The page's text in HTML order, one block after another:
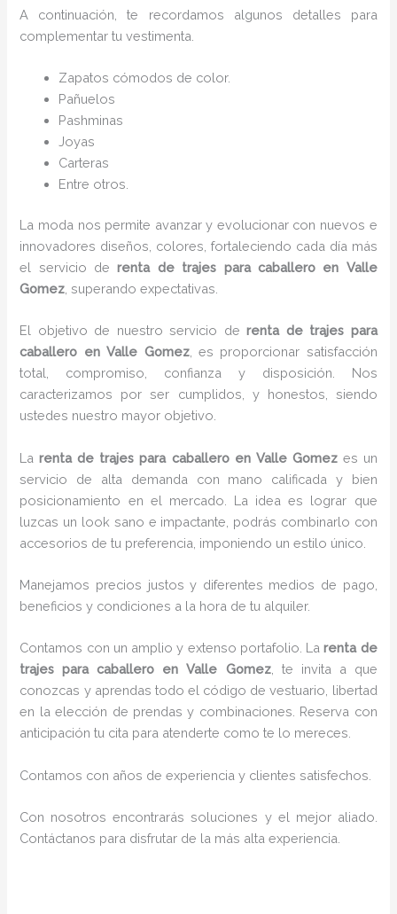
A continuación, te recordamos algunos detalles para
complementar tu vestimenta.
Zapatos cómodos de color.
Pañuelos
Pashminas
Joyas
Carteras
Entre otros.
La moda nos permite avanzar y evolucionar con nuevos e
innovadores diseños, colores, fortaleciendo cada día más
el servicio derenta de trajes para caballero en Valle
Gomez , superando expectativas.
El objetivo de nuestro servicio derenta de trajes para
caballero en Valle Gomez, es proporcionar satisfacción
total, compromiso, confianza y disposición. Nos
caracterizamos por ser cumplidos, y honestos, siendo
ustedes nuestro mayor objetivo.
Larenta de trajes para caballero en Valle Gomez es un
servicio de alta demanda con mano calificada y bien
posicionamiento en el mercado. La idea es lograr que
luzcas un look sano e impactante, podrás combinarlo con
accesorios de tu preferencia, imponiendo un estilo único.
Manejamos precios justos y diferentes medios de pago,
beneficios y condiciones a la hora de tu alquiler.
Contamos con un amplio y extenso portafolio. Larenta de
trajes para caballero en Valle Gomez, te invita a que
conozcas y aprendas todo el código de vestuario, libertad
en la elección de prendas y combinaciones. Reserva con
anticipación tu cita para atenderte como te lo mereces.
Contamos con años de experiencia y clientes satisfechos.
Con nosotros encontrarás soluciones y el mejor aliado.
Contáctanos para disfrutar de la más alta experiencia.